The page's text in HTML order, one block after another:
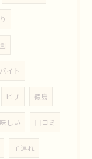
イト
ピザ 徳島
しい 口コミ
子連れ